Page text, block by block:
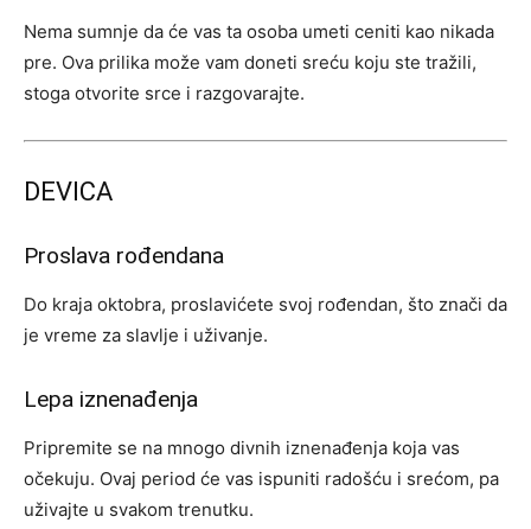
Nema sumnje da će vas ta osoba umeti ceniti kao nikada
pre. Ova prilika može vam doneti sreću koju ste tražili,
stoga otvorite srce i razgovarajte.
DEVICA
Proslava rođendana
Do kraja oktobra, proslavićete svoj rođendan, što znači da
je vreme za slavlje i uživanje.
Lepa iznenađenja
Pripremite se na mnogo divnih iznenađenja koja vas
očekuju. Ovaj period će vas ispuniti radošću i srećom, pa
uživajte u svakom trenutku.